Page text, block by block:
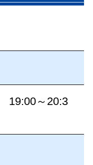
19:00～20:3